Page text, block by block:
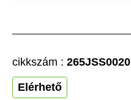
cikkszám : 265JSS0020
Elérhető